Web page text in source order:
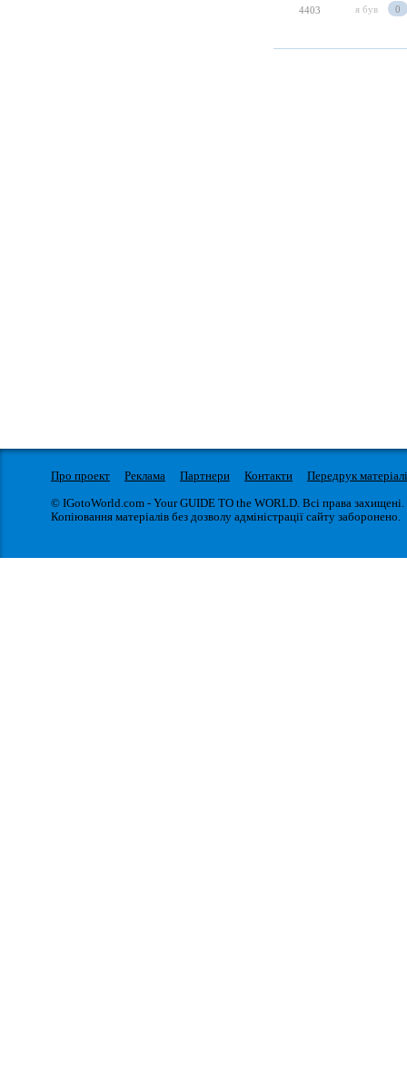
4403 я був 0
Про проект Реклама Партнери Контакти
Передрук
© IGotoWorld.com - Your GUIDE TO the WORLD. Всі права захищені.
Копіювання матеріалів без дозволу адміністрації сайту заборонено.